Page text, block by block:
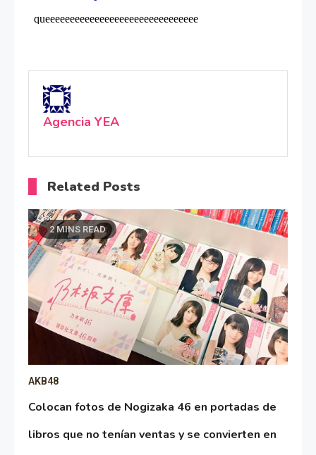
Agencia YEA
Related Posts
2 MINS READ
AKB48
Colocan fotos de Nogizaka 46 en portadas de
libros que no tenían ventas y se convierten en